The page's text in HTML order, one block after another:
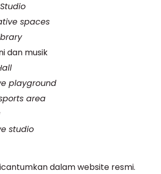
spaces
dan musik
playground
area
studio
dalam website resmi.